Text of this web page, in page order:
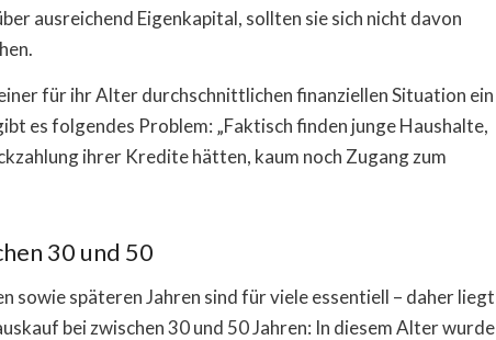
ausreichend Eigenkapital, sollten sie sich nicht davon
für ihr Alter durchschnittlichen finanziellen Situation ein
es folgendes Problem: „Faktisch finden junge Haushalte,
ihrer Kredite hätten, kaum noch Zugang zum
30 und 50
sowie späteren Jahren sind für viele essentiell – daher liegt
bei zwischen 30 und 50 Jahren: In diesem Alter wurde